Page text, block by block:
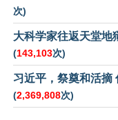
次)
大科学家往返天堂地
(143,103次)
习近平，祭奠和活摘
(2,369,808次)